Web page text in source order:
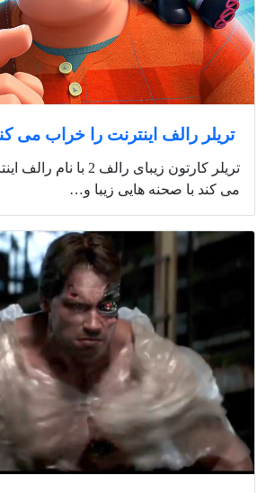
تریلر رالف اینترنت را خراب می
تریلر کارتون زیبای رالف 2
می کند با صحنه هایی زیبا و…